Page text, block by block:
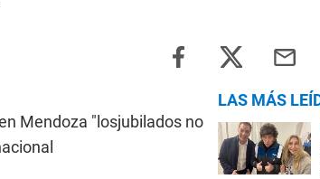
Mendoza "losjubilados no
LAS MÁS